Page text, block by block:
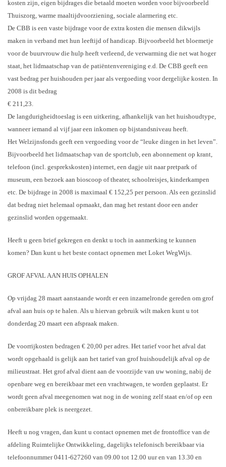
kosten zijn, eigen bijdrages die betaald moeten worden voor bijvoorbeeld
Thuiszorg, warme maaltijdvoorziening, sociale alarmering etc.
De CBB is een vaste bijdrage voor de extra kosten die mensen dikwijls
maken in verband met hun leeftijd of handicap. Bijvoorbeeld het bloemetje
voor de buurvrouw die hulp heeft verleend, de verwarming die net wat hoger
staat, het lidmaatschap van de patiëntenvereniging e.d. De CBB geeft een
vast bedrag per huishouden per jaar als vergoeding voor dergelijke kosten. In
2008 is dit bedrag
€ 211,23.
De langdurigheidtoeslag is een uitkering, afhankelijk van het huishoudtype,
wanneer iemand al vijf jaar een inkomen op bijstandsniveau heeft.
Het Welzijnsfonds geeft een vergoeding voor de “leuke dingen in het leven”.
Bijvoorbeeld het lidmaatschap van de sportclub, een abonnement op krant,
telefoon (incl. gesprekskosten) internet, een dagje uit naar pretpark of
museum, een bezoek aan bioscoop of theater, schoolreisjes, kinderkampen
etc. De bijdrage in 2008 is maximaal € 152,25 per persoon. Als een gezinslid
dat bedrag niet helemaal opmaakt, dan mag het restant door een ander
gezinslid worden opgemaakt.
Heeft u geen brief gekregen en denkt u toch in aanmerking te kunnen
komen? Dan kunt u het beste contact opnemen met Loket WegWijs.
GROF AFVAL AAN HUIS OPHALEN
Op vrijdag 28 maart aanstaande wordt er een inzamelronde gereden om grof
afval aan huis op te halen. Als u hiervan gebruik wilt maken kunt u tot
donderdag 20 maart een afspraak maken.
De voorrijkosten bedragen € 20,00 per adres. Het tarief voor het afval dat
wordt opgehaald is gelijk aan het tarief van grof huishoudelijk afval op de
milieustraat. Het grof afval dient aan de voorzijde van uw woning, nabij de
openbare weg en bereikbaar met een vrachtwagen, te worden geplaatst. Er
wordt geen afval meegenomen wat nog in de woning zelf staat en/of op een
onbereikbare plek is neergezet.
Heeft u nog vragen, dan kunt u contact opnemen met de frontoffice van de
afdeling Ruimtelijke Ontwikkeling, dagelijks telefonisch bereikbaar via
telefoonnummer 0411-627260 van 09.00 tot 12.00 uur en van 13.30 en